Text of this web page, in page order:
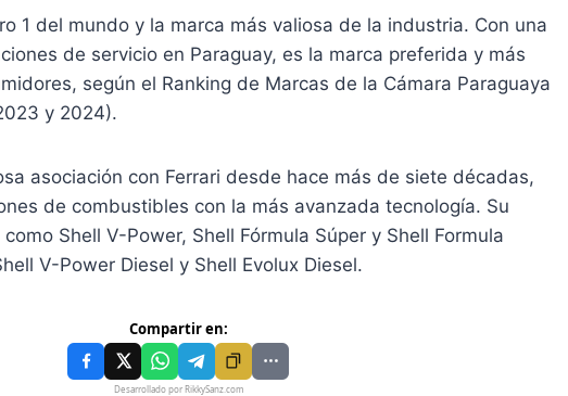
1 del mundo y la marca más valiosa de la industria. Con una
de servicio en Paraguay, es la marca preferida y más
según el Ranking de Marcas de la Cámara Paraguaya
y 2024).
asociación con Ferrari desde hace más de siete décadas,
de combustibles con la más avanzada tecnología. Su
Shell V-Power, Shell Fórmula Súper y Shell Formula
V-Power Diesel y Shell Evolux Diesel.
Compartir en:
Desarrollado por RikkySanz.com